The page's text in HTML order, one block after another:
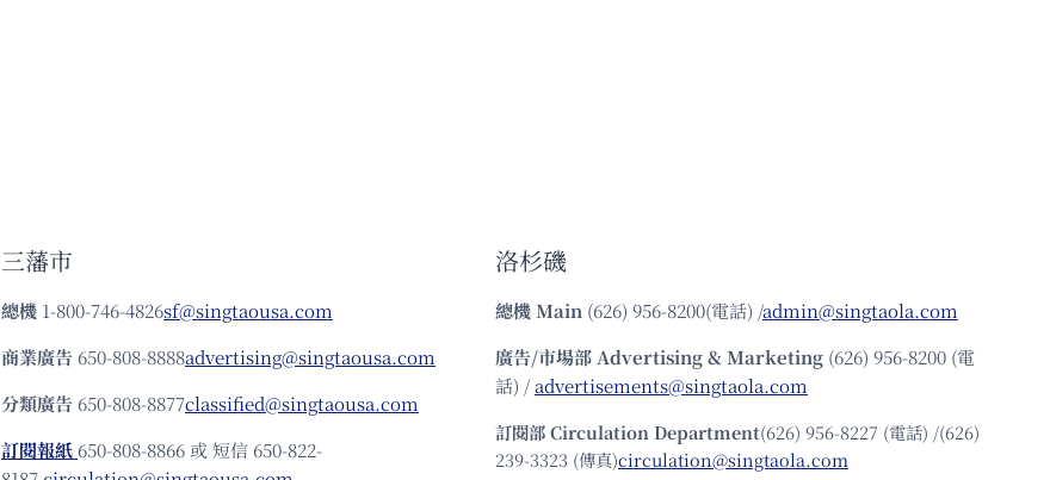
三藩市
總機 1-800-746-4826sf@singtaousa.com
商業廣告 650-808-8888advertising@singtaousa.com
分類廣告 650-808-8877classified@singtaousa.com
訂閱報紙 650-808-8866 或 短信 650-822-
洛杉磯
總機Main (626) 956-8200(電話) /admin@singtaola.com
廣告/市場部Advertising & Marketing (626) 956-8200 (電
話) /advertisements@singtaola.com
訂閱部 Circulation Department(626) 956-8227 (電話) /(626)
239-3323 (傳真)circulation@singtaola.com